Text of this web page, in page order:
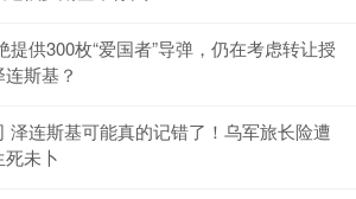
提供300枚“爱国者”导弹，仍在考虑转让授
斯基？
泽连斯基可能真的记错了！乌军旅长险遭
未卜